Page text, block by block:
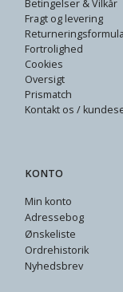
Betingelser & Vilkår
Fragt og levering
Fortrolighed
Cookies
Oversigt
Prismatch
Kontakt os /
KONTO
Min konto
Adressebog
Ønskeliste
Ordrehistorik
Nyhedsbrev